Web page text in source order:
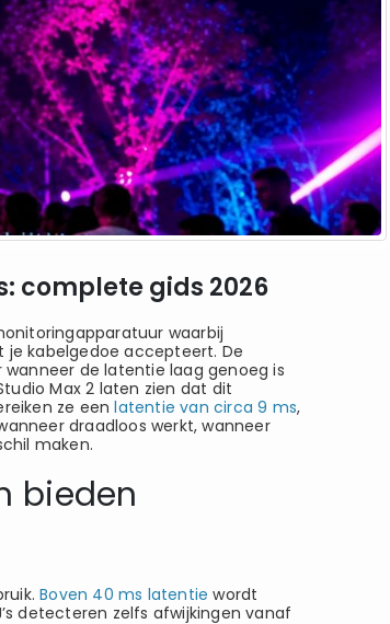
complete gids 2026
waarbij
je kabelgedoe accepteert. De
de latentie laag genoeg is
Max 2 laten zien dat dit
ze eenlatentie van circa 9 ms,
draadloos werkt, wanneer
maken.
bieden
Boven 40 ms latentie wordt
detecteren zelfs afwijkingen vanaf